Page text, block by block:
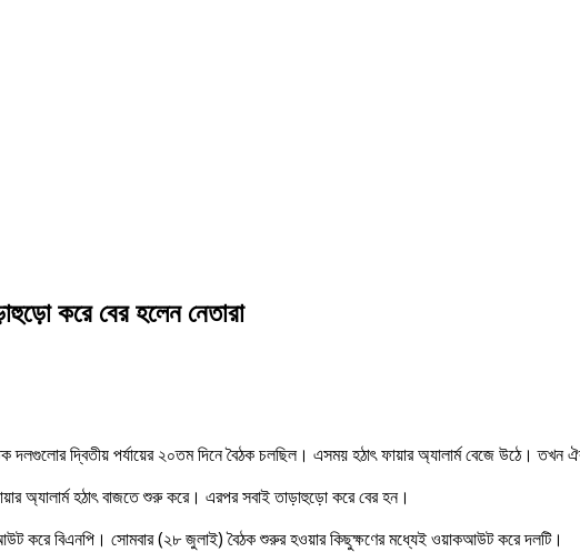
করে বের হলেন নেতারা
দলগুলোর দ্বিতীয় পর্যায়ের ২০তম দিনে বৈঠক চলছিল। এসময় হঠাৎ ফায়ার অ্যালার্ম বেজে উঠে।
অ্যালার্ম হঠাৎ বাজতে শুরু করে। এরপর সবাই তাড়াহুড়ো করে বের হন।
করে বিএনপি। সোমবার (২৮ জুলাই) বৈঠক শুরুর হওয়ার কিছুক্ষণের মধ্যেই ওয়াকআউট করে দলটি।